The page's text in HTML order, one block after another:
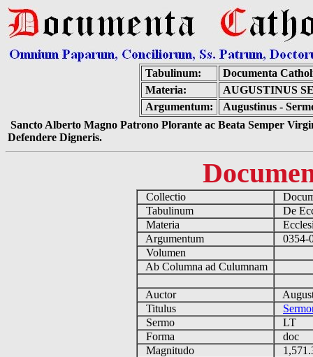
Tabulinum:
Documenta
Materia:
AUGUSTINUS
Argumentum:
Augustinus -
Sancto Alberto Magno Patrono Plorante ac Beata Semper
Defendere Digneris.
Collectio
Tabulinum
De
Materia
Argumentum
0354-
Volumen
Ab Columna ad Culumnam
Auctor
Titulus
Sermo
LT
Forma
doc
Magnitudo